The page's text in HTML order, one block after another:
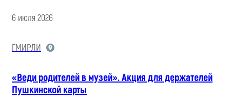
6 июля 2026
ГМИРЛИ
«Веди родителей в музей». Акция для держателей
Пушкинской карты